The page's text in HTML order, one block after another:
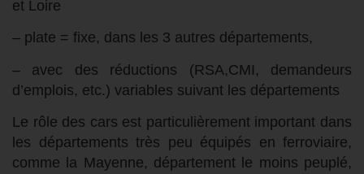
et Loire
– plate = fixe, dans les 3 autres départements,
– avec des réductions (RSA,CMI, demandeurs
d’emplois, etc.) variables suivant les départements
Le rôle des cars est particulièrement important dans
les départements très peu équipés en ferroviaire,
comme la Mayenne, département le moins peuplé,